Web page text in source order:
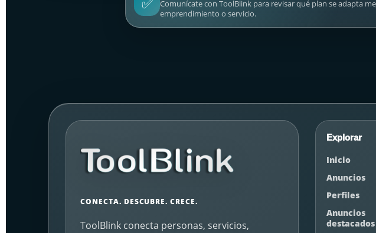
Comunícate con ToolBlink para revisar qué plan se adapta
emprendimiento o servicio.
CONECTA. DESCUBRE. CRECE.
ToolBlink conecta personas, servicios,
Explorar
Inicio
Anuncios
Perfiles
Anuncios
destacados